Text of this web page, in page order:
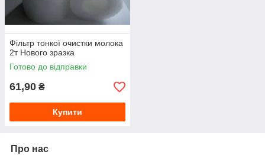
Фільтр тонкої очистки молока
2т Нового зразка
Готово до відправки
61,90 ₴
Купити
Про нас